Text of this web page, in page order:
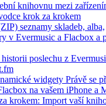
knihovnu mezi
krok za krokem
seznamy skladeb, alba,
v Evermusic a Flacbox a
poslechu z
widgety Právě se
na vašem iPhone a
krokem: Import vaší